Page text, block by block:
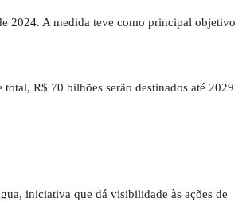
2024. A medida teve como principal objetivo
R$ 70 bilhões serão destinados até 2029
iniciativa que dá visibilidade às ações de